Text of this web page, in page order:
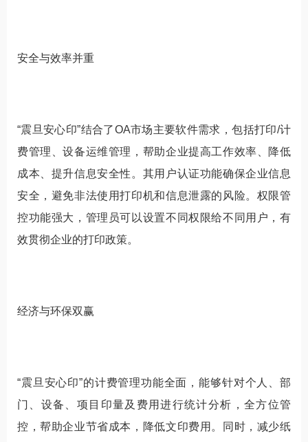
安全与效率并重
“震旦安心印”结合了OA市场主要软件需求，包括打印/计
费管理、设备运维管理，帮助企业提高工作效率、降低
成本、提升信息安全性。其用户认证功能确保企业信息
安全，避免非法使用打印机和信息泄露的风险。权限管
控功能强大，管理员可以设置不同权限给不同用户，有
效贯彻企业的打印政策。
经济与环保双赢
“震旦安心印”的计费管理功能全面，能够针对个人、部
门、设备、项目印量及费用进行统计分析，全方位管
控，帮助企业节省成本，降低文印费用。同时，减少纸